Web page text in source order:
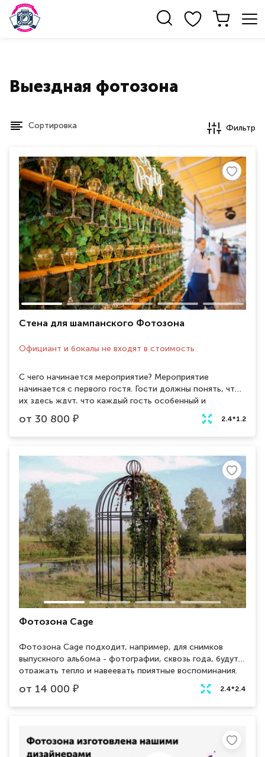
Выездная фотозона
Сортировка Фильтр
Стена для шампанского Фотозона
Официант и бокалы не входят в стоимость
С чего начинается мероприятие? Мероприятие
начинается с первого гостя. Гости должны понять, что
их здесь ждут, что каждый гость особенный и
любимый. Стена с шампанским - яркое и оригинальное
решение для встречи гостей на торжестве! Фотозона
из шампанского сочетает в себе зону приветствия, так
стильных фотографий. Данную фотозону можно
установить, как на улице, так и в помещение, при
желании украсить декором или воздушными шарами.
от 30 800 ₽ 2.4*1.2
Фотозона Cage
Фотозона Cage подходит, например, для снимков
выпускного альбома - фотографии, сквозь года, будут
отражать тепло и навеевать приятные воспоминания.
Также можно устроить романтическую фотосессию
на День Всех Влюбленных - подберите парные наряды и
проявите друг к другу нежность. Какой бы повод Вы не
прекрасны.
от 14 000 ₽ 2.4*2.4